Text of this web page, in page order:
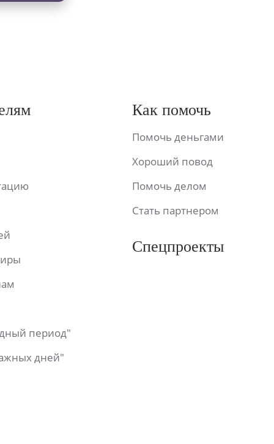
период"
дней"
Как помочь
Помочь деньгами
Хороший повод
Помочь делом
Стать партнером
Спецпроекты